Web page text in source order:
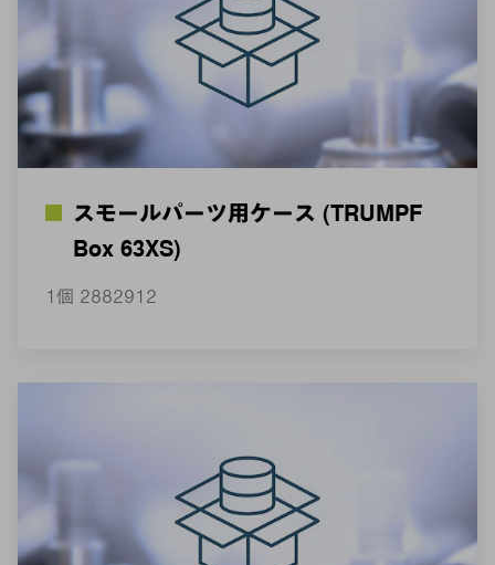
スモールパーツ用ケース (TRUMPF
Box 63XS)
1個 2882912